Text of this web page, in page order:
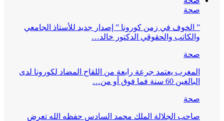
صحة
” الخوف في زمن كورونا ” إصدار جديد للأستاذ الجامعي
والكاتب والحقوقي الدكتور خالد…
صحة
المغرب يعتمد جرعة رابعة من اللقاح المضاد لكورونا لدى
البالغين 60 سنة فما فوق أو من…
صحة
صاحب الجلالة الملك محمد السادس حفظه الله تعرض